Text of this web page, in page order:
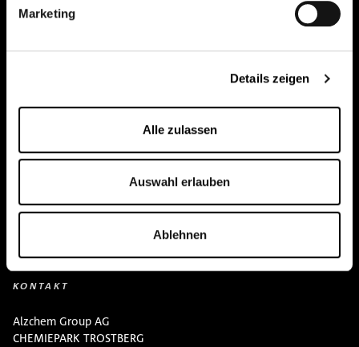
Marketing
Details zeigen
Alle zulassen
Auswahl erlauben
Ablehnen
Anwendungen
Team
Kreatin Wissen
KONTAKT
Alzchem Group AG
CHEMIEPARK TROSTBERG